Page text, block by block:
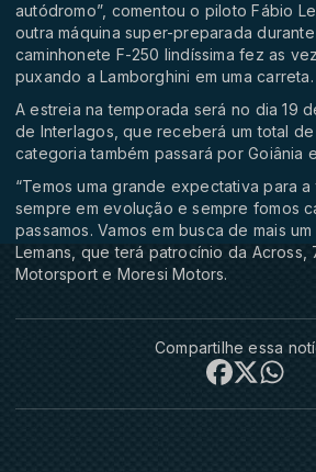
autódromo”, comentou o piloto Fábio
outra máquina super-preparada
caminhonete F-250 lindíssima fez as
puxando a Lamborghini em uma carreta.
A estreia na temporada será no dia 19
de Interlagos, que receberá um total
categoria também passará por Goiânia
“Temos uma grande expectativa para a
sempre em evolução e sempre fomos
passamos. Vamos em busca de mais
Lemans, que terá patrocínio da Across,
Motorsport e Moresi Motors.
Compartilhe essa